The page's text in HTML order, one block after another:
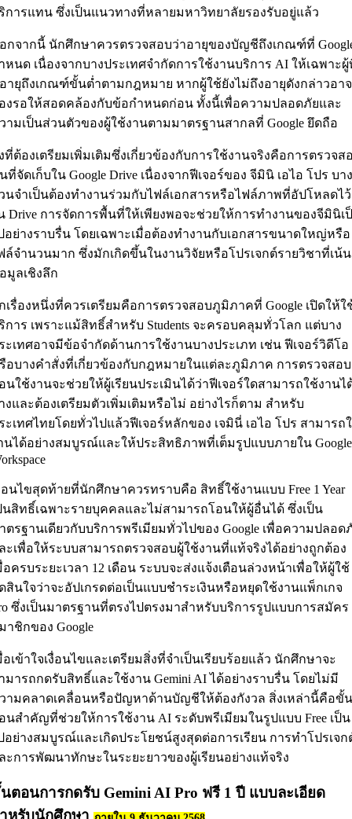
การแทน ซึ่งเป็นแนวทางที่หลายมหาวิทยาลัยรองรับอยู่แล้ว
กจากนี้ นักศึกษาควรตรวจสอบว่าอายุของบัญชีถึงเกณฑ์ที่
หนด เนื่องจากบางประเทศจำกัดการใช้งานบริการ AI ให้เฉพาะ
ายุถึงเกณฑ์ขั้นต่ำตามกฎหมาย หากผู้ใช้ยังไม่ถึงอายุดังกล่าวอาจ
งรอให้สอดคล้องกับข้อกำหนดก่อน ทั้งนี้เพื่อความปลอดภัยและ
ามเป็นส่วนตัวของผู้ใช้งานตามมาตรฐานสากลที่ Google ยึดถือ
ที่ต้องเตรียมเพิ่มเติมซึ่งเกี่ยวข้องกับการใช้งานจริงคือการตรวจส
ที่จัดเก็บใน Google Drive เนื่องจากฟีเจอร์ของ จีมินิ เอไอ โปร บาง
นจำเป็นต้องทำงานร่วมกับไฟล์เอกสารหรือไฟล์ภาพที่อัปโหลดไว้
Drive การจัดการพื้นที่ให้เพียงพอจะช่วยให้การทำงานของจีมินิเ
อย่างราบรื่น โดยเฉพาะเมื่อต้องทำงานกับเอกสารขนาดใหญ่หรือ
ล์จำนวนมาก ซึ่งมักเกิดขึ้นในงานวิจัยหรือโปรเจกต์รายวิชาที่เน้น
มูลเชิงลึก
เรื่องหนึ่งที่ควรเตรียมคือการตรวจสอบภูมิภาคที่ Google เปิดให้ใ
การ เพราะแม้สิทธิ์สำหรับ Students จะครอบคลุมทั่วโลก แต่บาง
ะเทศอาจมีข้อจำกัดด้านการใช้งานบางประเภท เช่น ฟีเจอร์วิดีโอ
อบางคำสั่งที่เกี่ยวข้องกับกฎหมายในแต่ละภูมิภาค การตรวจสอบ
นใช้งานจะช่วยให้ผู้เรียนประเมินได้ว่าฟีเจอร์ใดสามารถใช้งานไ
งและต้องเตรียมตัวเพิ่มเติมหรือไม่ อย่างไรก็ตาม สำหรับ
ะเทศไทยโดยทั่วไปแล้วฟีเจอร์หลักของ เจมินี่ เอไอ โปร สามารถ
นได้อย่างสมบูรณ์และให้ประสิทธิภาพที่เต็มรูปแบบภายใน Google
อนไขสุดท้ายที่นักศึกษาควรทราบคือ สิทธิ์ใช้งานแบบ Free 1 Year
นสิทธิ์เฉพาะรายบุคคลและไม่สามารถโอนให้ผู้อื่นได้ ซึ่งเป็น
ตรฐานเดียวกับบริการพรีเมียมทั่วไปของ Google เพื่อความปลอด
ะเพื่อให้ระบบสามารถตรวจสอบผู้ใช้งานที่แท้จริงได้อย่างถูกต้อง
อครบระยะเวลา 12 เดือน ระบบจะส่งแจ้งเตือนล่วงหน้าเพื่อให้ผู้ใช้
สินใจว่าจะอัปเกรดต่อเป็นแบบชำระเงินหรือหยุดใช้งานแพ็กเกจ
ซึ่งเป็นมาตรฐานที่ตรงไปตรงมาสำหรับบริการรูปแบบการสมัคร
าชิกของ Google
อเข้าใจเงื่อนไขและเตรียมสิ่งที่จำเป็นเรียบร้อยแล้ว นักศึกษาจะ
มารถกดรับสิทธิ์และใช้งาน Gemini AI ได้อย่างราบรื่น โดยไม่มี
ามคลาดเคลื่อนหรือปัญหาด้านบัญชีให้ต้องกังวล สิ่งเหล่านี้คือขั้น
นสำคัญที่ช่วยให้การใช้งาน AI ระดับพรีเมียมในรูปแบบ Free เป็น
อย่างสมบูรณ์และเกิดประโยชน์สูงสุดต่อการเรียน การทำโปรเจก
ะการพัฒนาทักษะในระยะยาวของผู้เรียนอย่างแท้จริง
ตอนการกดรับ Gemini AI Pro ฟรี 1 ปี แบบละเอียด